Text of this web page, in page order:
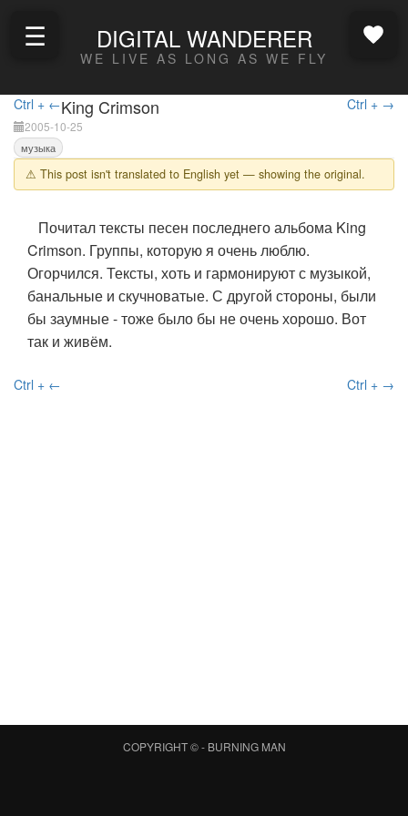
DIGITAL WANDERER
WE LIVE AS LONG AS WE FLY
☰
Ctrl + ← Ctrl + →
King Crimson
2005-10-25
музыка
⚠ This post isn't translated to English yet — showing the original.
Почитал тексты песен последнего альбома King
Crimson. Группы, которую я очень люблю.
Огорчился. Тексты, хоть и гармонируют с музыкой,
банальные и скучноватые. С другой стороны, были
бы заумные - тоже было бы не очень хорошо. Вот
так и живём.
Ctrl + ← Ctrl + →
COPYRIGHT © - BURNING MAN